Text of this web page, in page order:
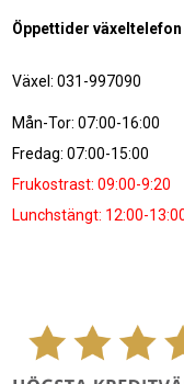
Öppettider växeltelefon
Växel: 031-997090
Mån-Tor: 07:00-16:00
Fredag: 07:00-15:00
Frukostrast: 09:00-9:20
Lunchstängt: 12:00-